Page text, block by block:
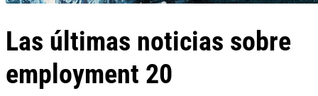
Las últimas noticias sobre
employment 20